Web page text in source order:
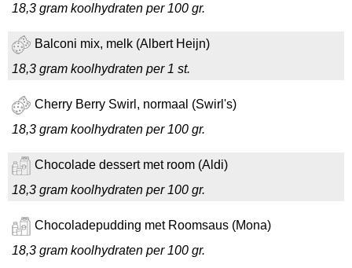
18,3 gram koolhydraten per 100 gr.
Balconi mix, melk (Albert Heijn)
18,3 gram koolhydraten per 1 st.
Cherry Berry Swirl, normaal (Swirl's)
18,3 gram koolhydraten per 100 gr.
Chocolade dessert met room (Aldi)
18,3 gram koolhydraten per 100 gr.
Chocoladepudding met Roomsaus (Mona)
18,3 gram koolhydraten per 100 gr.